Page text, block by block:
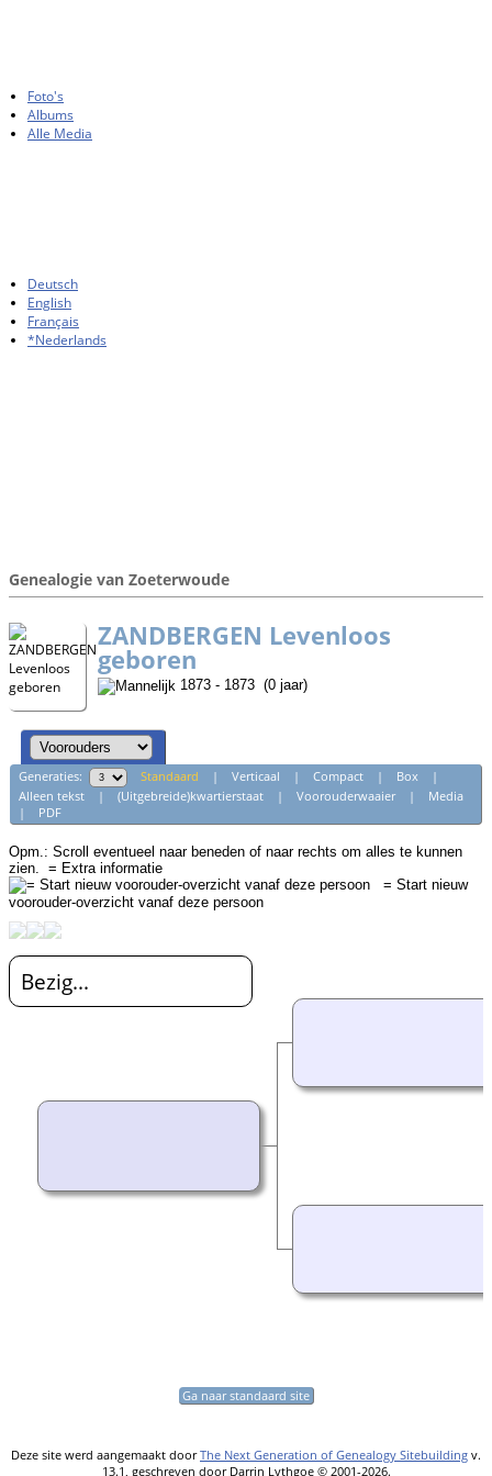
Foto's
Albums
Alle Media
Deutsch
English
Français
*Nederlands
Genealogie van Zoeterwoude
ZANDBERGEN Levenloos
geboren
1873 - 1873 (0 jaar)
Generaties: Standaard | Verticaal | Compact| Box |
Alleen tekst| (Uitgebreide)kwartierstaat| Voorouderwaaier| Media
| PDF
Opm.: Scroll eventueel naar beneden of naar rechts om alles te kunnen
zien. = Extra informatie
= Start nieuw
voorouder-overzicht vanaf deze persoon
Bezig...
Ga naar standaard site
Deze site werd aangemaakt doorThe Next Generation of Genealogy Sitebuilding v.
13.1, geschreven door Darrin Lythgoe © 2001-2026.